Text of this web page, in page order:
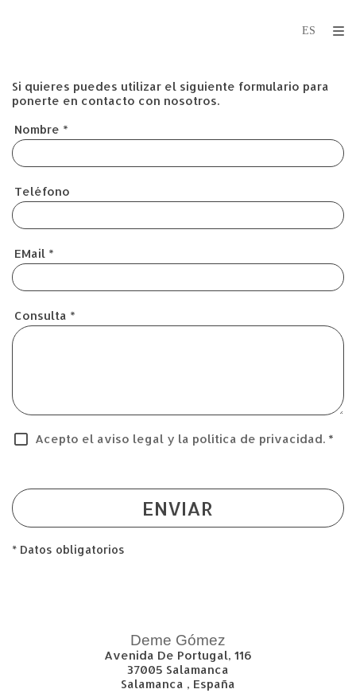
Si quieres puedes utilizar el siguiente formulario para
ponerte en contacto con nosotros.
Nombre *
Teléfono
EMail *
Consulta *
Acepto el aviso legal y la política de privacidad. *
ENVIAR
* Datos obligatorios
Deme Gómez
Avenida De Portugal, 116
37005 Salamanca
Salamanca , España